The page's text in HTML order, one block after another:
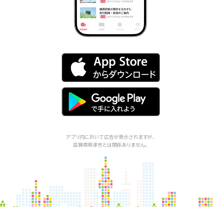
アプリ内において広告が表示されますが、
滋賀県草津市とは関係ありません。